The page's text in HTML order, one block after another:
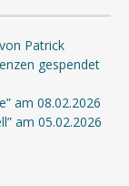
Patrick
gespendet
am 08.02.2026
am 05.02.2026